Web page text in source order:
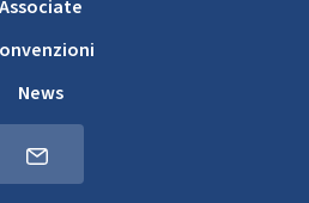
Associate
News